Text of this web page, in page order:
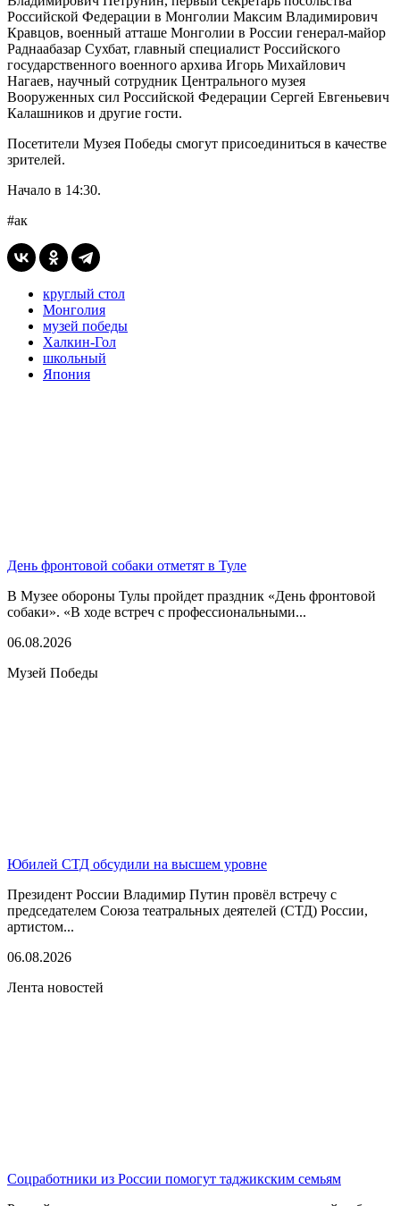
Российской Федерации в Монголии Максим Владимирович
Кравцов, военный атташе Монголии в России генерал-майор
Раднаабазар Сухбат, главный специалист Российского
государственного военного архива Игорь Михайлович
Нагаев, научный сотрудник Центрального музея
Вооруженных сил Российской Федерации Сергей Евгеньевич
Калашников и другие гости.
Посетители Музея Победы смогут присоединиться в качестве
зрителей.
Начало в 14:30.
#ак
круглый стол
Монголия
музей победы
Халкин-Гол
школьный
Япония
День фронтовой собаки отметят в Туле
В Музее обороны Тулы пройдет праздник «День фронтовой
собаки». «В ходе встреч с профессиональными...
06.08.2026
Музей Победы
Юбилей СТД обсудили на высшем уровне
Президент России Владимир Путин провёл встречу с
председателем Союза театральных деятелей (СТД) России,
артистом...
06.08.2026
Лента новостей
Соцработники из России помогут таджикским семьям